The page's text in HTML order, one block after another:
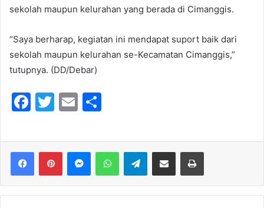
sekolah maupun kelurahan yang berada di Cimanggis.
“Saya berharap, kegiatan ini mendapat suport baik dari
sekolah maupun kelurahan se-Kecamatan Cimanggis,”
tutupnya. (DD/Debar)
F
c
e
b
o
T
itt
er
E
ai
l
ar
e
Telegram